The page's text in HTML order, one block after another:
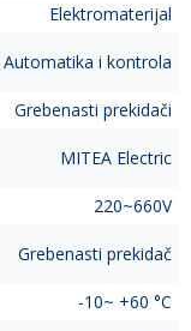
Elektromaterijal
Automatika i kontrola
Grebenasti prekidači
MITEA Electric
220~660V
Grebenasti prekidač
-10~ +60 °C